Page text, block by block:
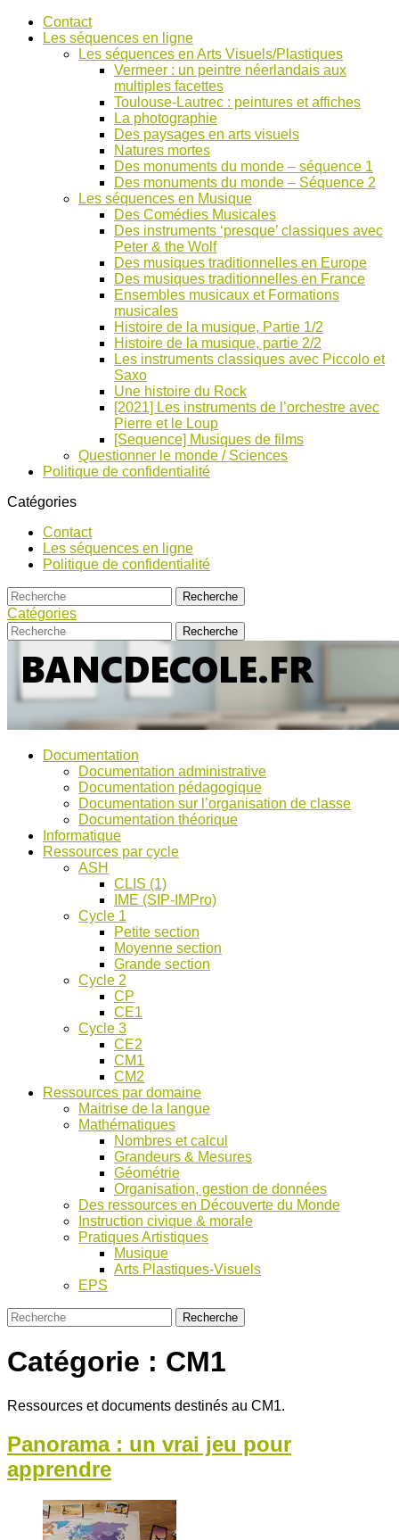
AccéderContact
Les séquences en ligne
Les séquences en Arts Visuels/Plastiques
Vermeer : un peintre néerlandais aux
multiples facettes
Toulouse-Lautrec : peintures et affiches
La photographie
Des paysages en arts visuels
Natures mortes
Des monuments du monde – séquence 1
Des monuments du monde – Séquence 2
Les séquences en Musique
Des Comédies Musicales
Des instruments ‘presque’ classiques avec
Peter & the Wolf
Des musiques traditionnelles en Europe
Des musiques traditionnelles en France
Ensembles musicaux et Formations
musicales
Histoire de la musique, Partie 1/2
Histoire de la musique, partie 2/2
Les instruments classiques avec Piccolo et
Saxo
Une histoire du Rock
[2021] Les instruments de l’orchestre avec
Pierre et le Loup
[Sequence] Musiques de films
Questionner le monde / Sciences
Politique de confidentialité
Catégories
Contact
Les séquences en ligne
Politique de confidentialité
Catégories
Bancs
d’Ecole
pour
discussions
Documentation
Documentation administrative
Documentation pédagogique
Documentation sur l’organisation de classe
Documentation théorique
Informatique
Ressources par cycle
ASH
CLIS (1)
IME (SIP-IMPro)
Cycle 1
Petite section
Moyenne section
Grande section
Cycle 2
CP
CE1
Cycle 3
CE2
CM1
CM2
Ressources par domaine
Maitrise de la langue
Mathématiques
Nombres et calcul
Grandeurs & Mesures
Géométrie
Organisation, gestion de données
Des ressources en Découverte du Monde
Instruction civique & morale
Pratiques Artistiques
Musique
Arts Plastiques-Visuels
EPS
Catégorie : CM1
Ressources et documents destinés au CM1.
Panorama : un vrai jeu pour
apprendre